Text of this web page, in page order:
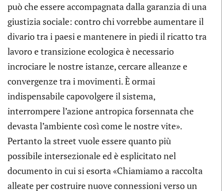
può che essere accompagnata dalla garanzia di una
giustizia sociale: contro chi vorrebbe aumentare il
divario tra i paesi e mantenere in piedi il ricatto tra
lavoro e transizione ecologica è necessario
incrociare le nostre istanze, cercare alleanze e
convergenze tra i movimenti. È ormai
indispensabile capovolgere il sistema,
interrompere l’azione antropica forsennata che
devasta l’ambiente così come le nostre vite».
Pertanto la street vuole essere quanto più
possibile intersezionale ed è esplicitato nel
documento in cui si esorta «Chiamiamo a raccolta
alleate per costruire nuove connessioni verso un